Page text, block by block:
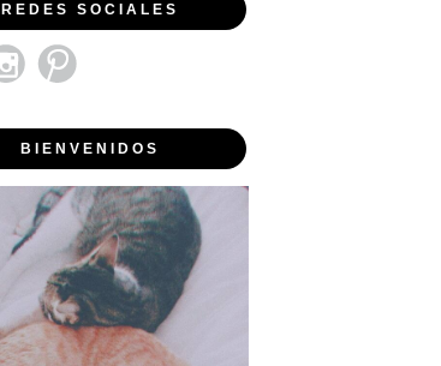
REDES SOCIALES
BIENVENIDOS